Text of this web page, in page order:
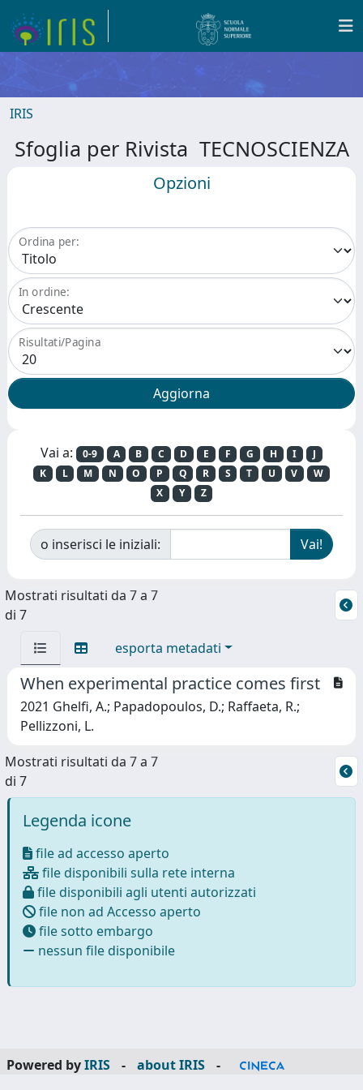
IRIS
Sfoglia per Rivista TECNOSCIENZA
Opzioni
Ordina per:
In ordine:
Risultati/Pagina
Vai a: 0-9 A B C D E F G H I
J
K
L M N O P Q R S T U V
W
X
Y Z
o inserisci le iniziali:
Mostrati risultati da 7 a 7
di 7
esporta metadati
When experimental practice comes first
2021 Ghelfi, A.; Papadopoulos, D.; Raffaeta, R.;
Pellizzoni, L.
Mostrati risultati da 7 a 7
di 7
Legenda icone
file ad accesso aperto
file disponibili sulla rete interna
file disponibili agli utenti autorizzati
file non ad Accesso aperto
file sotto embargo
nessun file disponibile
Powered byIRIS - about IRIS
-